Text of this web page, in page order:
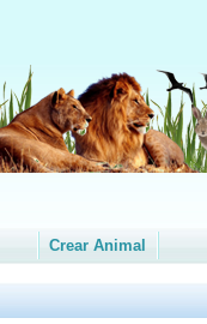
Crear Animal